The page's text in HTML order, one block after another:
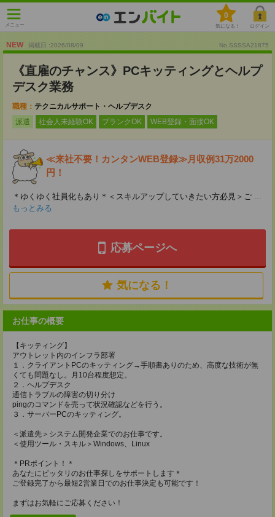
メニュー
0
気になる！ ログイン
NEW 掲載日 :2026/08/09 No.SSSSA21875
《直雇のチャンス》PCキッティングとヘルプ
デスク業務
職種： テクニカルサポート・ヘルプデスク
派遣
社会人未経験OK ブランクOK WEB登録・面接OK
≪来社不要！カンタンWEB登録≫月収例31万2000
円！
＊ゆくゆく社員化もあり＊＜スキルアップしていきたい方必見＞ご ...
もっとみる
応募ページへ
気になる！
お仕事の概要
【キッティング】
アウトレット内のインフラ部署
１．クライアントPCのキッティング→手順書ありのため、高度な技術が無
くても問題なし。月10台程度想定。
２．ヘルプデスク
通信トラブルの障害の切り分け
pingのコマンドを売って状況確認などを行う。
３．サーバーPCのキッティング。
＜派遣先＞システム開発企業でのお仕事です。
＜使用ツール・スキル＞Windows、Linux
＊PRポイント！＊
あなたにピッタリのお仕事探しをサポートします＊
ご登録完了から最短2営業日でのお仕事決定も可能です！
まずはお気軽にご応募ください！